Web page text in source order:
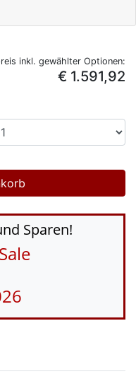
inkl. gewählter Optionen:
€ 1.591,92
Sparen!